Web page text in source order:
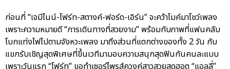
ก่อนที่ “เจมีไนน์-โฟร์ท-สตางค์-ฟอร์ด-เอิร์น” จะคว้าไมค์มาโชว์เพลง
เพราะความหมายดี “การเดินทางที่สวยงาม” พร้อมกับภาพที่แฟนคลับ
โบกแท่งไฟไปตามจังหวะเพลง มาถึงส่วนที่แตกต่างของทั้ง 2 วัน กับ
แขกรับเชิญสุดพิเศษที่ขึ้นเวทีมามอบความสนุกสุดฟินกันคนละแบบ
เพราะวันแรก “โฟร์ท” ขอทำเซอร์ไพรส์ควงคู่สาวสวยสุดฮอต “แอลลี่”